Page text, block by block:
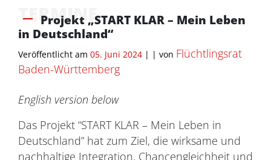
TERMINE
Projekt „START KLAR – Mein Leben
in Deutschland“
Veröffentlicht am 05. Juni 2024 | | von Flüchtlingsrat
Baden-Württemberg
English version below
Das Projekt “START KLAR – Mein Leben in
Deutschland” hat zum Ziel, die wirksame und
nachhaltige Integration, Chancengleichheit und